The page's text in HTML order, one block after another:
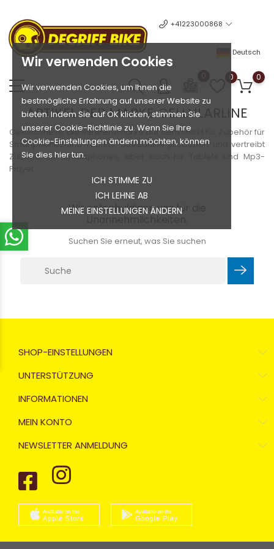
Wir verwenden Cookies
Wir verwenden Cookies, um Ihnen die
bestmögliche Erfahrung auf unserer Website zu
bieten. Indem Sie auf OK klicken, stimmen Sie
unserer Cookie-Richtlinie zu. Wenn Sie Ihre
Cookie-Einstellungen ändern möchten, können
Sie dies hier tun.
ICH STIMME ZU
ICH LEHNE AB
MEINE EINSTELLUNGEN ÄNDERN
+41223000868
Deutsch
0 0
ARTIKEL DER MARKE CELLULARLINE
Cellularline ist die Referenzmarke auf dem Markt für Zubehör für
Smartphones und Tablets. Cellularline produziert und vertreibt
Zubehör für Smartphones, aber auch für Tablets und Mp3-
Player.
Wir entschuldigen uns für die
Suchen Sie erneut, was Sie suchen
SHOP-EINSTELLUNGEN
UNTERSTÜTZUNG
INFORMATIONEN
MEIN KONTO
NEWSLETTER ANMELDUNG